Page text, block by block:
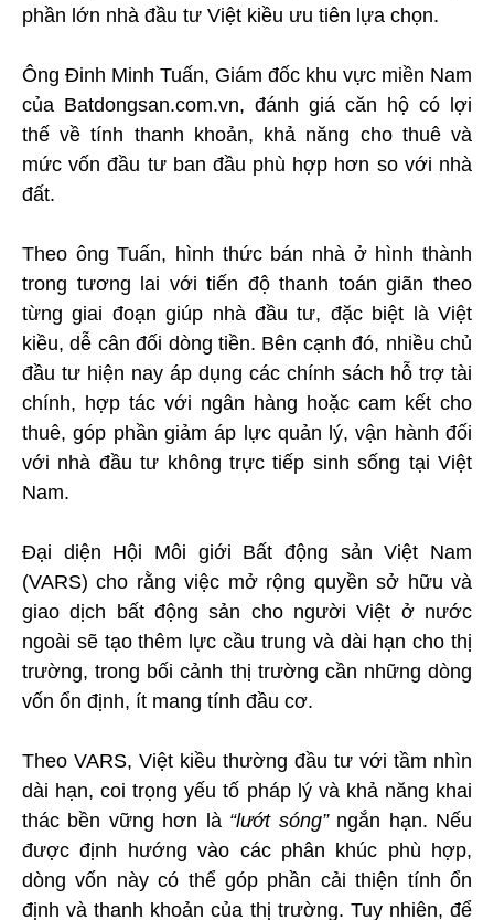
phần lớn nhà đầu tư Việt kiều ưu tiên lựa chọn.
Ông Đinh Minh Tuấn, Giám đốc khu vực miền Nam
của Batdongsan.com.vn, đánh giá căn hộ có lợi
thế về tính thanh khoản, khả năng cho thuê và
mức vốn đầu tư ban đầu phù hợp hơn so với nhà
đất.
Theo ông Tuấn, hình thức bán nhà ở hình thành
trong tương lai với tiến độ thanh toán giãn theo
từng giai đoạn giúp nhà đầu tư, đặc biệt là Việt
kiều, dễ cân đối dòng tiền. Bên cạnh đó, nhiều chủ
đầu tư hiện nay áp dụng các chính sách hỗ trợ tài
chính, hợp tác với ngân hàng hoặc cam kết cho
thuê, góp phần giảm áp lực quản lý, vận hành đối
với nhà đầu tư không trực tiếp sinh sống tại Việt
Nam.
Đại diện Hội Môi giới Bất động sản Việt Nam
(VARS) cho rằng việc mở rộng quyền sở hữu và
giao dịch bất động sản cho người Việt ở nước
ngoài sẽ tạo thêm lực cầu trung và dài hạn cho thị
trường, trong bối cảnh thị trường cần những dòng
vốn ổn định, ít mang tính đầu cơ.
Theo VARS, Việt kiều thường đầu tư với tầm nhìn
dài hạn, coi trọng yếu tố pháp lý và khả năng khai
thác bền vững hơn là “lướt sóng”ngắn hạn. Nếu
được định hướng vào các phân khúc phù hợp,
dòng vốn này có thể góp phần cải thiện tính ổn
định và thanh khoản của thị trường. Tuy nhiên, để